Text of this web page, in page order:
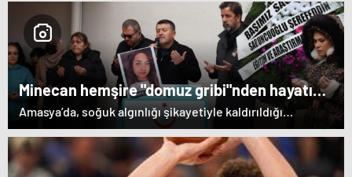
Minecan hemşire "domuz gribi"nden hayatını
kaybetti – Haberler | Sağlık Haberleri
Amasya’da, soğuk algınlığı şikayetiyle kaldırıldığı
hastanede tedavi gören hemşire Minecan Tek (32)
hayatını kaybetti. 4 yıllık hemşire Tek’in cenazesi,
düzenlenen törenle memleketi Iğdır'a gönderildi.